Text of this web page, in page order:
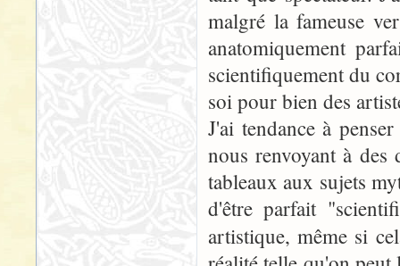
malgré la fameuse
anatomiquement
scientifiquement du
soi pour bien des
J'ai tendance à
nous renvoyant à des
tableaux aux sujets
d'être parfait
artistique, même si